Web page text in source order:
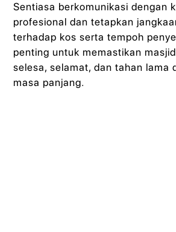
Sentiasa berkomunikasi dengan
profesional dan tetapkan
terhadap kos serta tempoh
penting untuk memastikan
selesa, selamat, dan tahan lama
masa panjang.